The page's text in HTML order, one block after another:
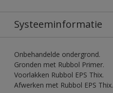
Systeeminformatie
Onbehandelde ondergrond.
Gronden met Rubbol Primer.
Voorlakken Rubbol EPS Thix.
Afwerken met Rubbol EPS Thix.